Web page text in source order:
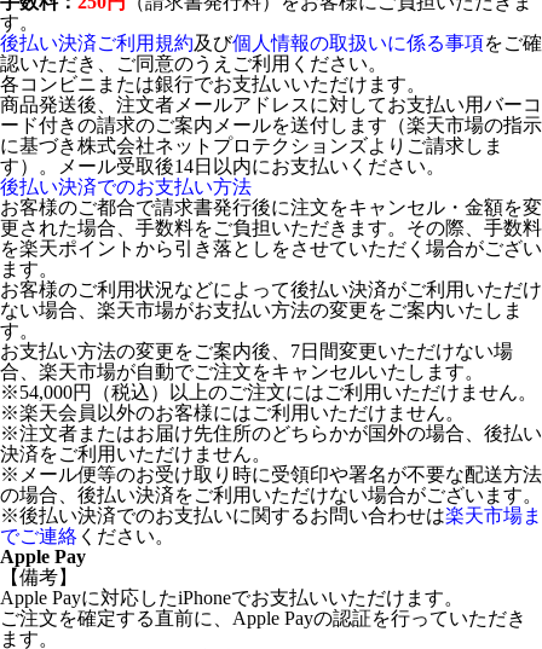
す。
後払い決済ご利用規約及び個人情報の取扱いに係る事項をご確
認いただき、ご同意のうえご利用ください。
各コンビニまたは銀行でお支払いいただけます。
商品発送後、注文者メールアドレスに対してお支払い用バーコ
ード付きの請求のご案内メールを送付します（楽天市場の指示
に基づき株式会社ネットプロテクションズよりご請求しま
す）。メール受取後14日以内にお支払いください。
後払い決済でのお支払い方法
お客様のご都合で請求書発行後に注文をキャンセル・金額を変
更された場合、手数料をご負担いただきます。その際、手数料
を楽天ポイントから引き落としをさせていただく場合がござい
ます。
お客様のご利用状況などによって後払い決済がご利用いただけ
ない場合、楽天市場がお支払い方法の変更をご案内いたしま
す。
お支払い方法の変更をご案内後、7日間変更いただけない場
合、楽天市場が自動でご注文をキャンセルいたします。
※54,000円（税込）以上のご注文にはご利用いただけません。
※楽天会員以外のお客様にはご利用いただけません。
※注文者またはお届け先住所のどちらかが国外の場合、後払い
決済をご利用いただけません。
※メール便等のお受け取り時に受領印や署名が不要な配送方法
の場合、後払い決済をご利用いただけない場合がございます。
※後払い決済でのお支払いに関するお問い合わせは楽天市場ま
でご連絡 ください。
Apple Pay
【備考】
Apple Payに対応したiPhoneでお支払いいただけます。
ご注文を確定する直前に、Apple Payの認証を行っていただき
ます。